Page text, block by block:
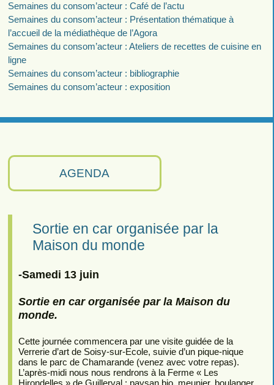
AGENDA
Sortie en car organisée par la
Maison du monde
-Samedi 13 juin
Sortie en car organisée par la Maison du
monde.
Cette journée commencera par une visite guidée de la
Verrerie d’art de Soisy-sur-Ecole, suivie d’un pique-nique
dans le parc de Chamarande (venez avec votre repas).
L’après-midi nous nous rendrons à la Ferme « Les
Semaines du consom’acteur : Café de l’actu
Semaines du consom’acteur : Présentation thématique à
l’accueil de la médiathèque de l’Agora
Semaines du consom’acteur : Ateliers de recettes de cuisine en
ligne
Semaines du consom’acteur : bibliographie
Semaines du consom’acteur : exposition